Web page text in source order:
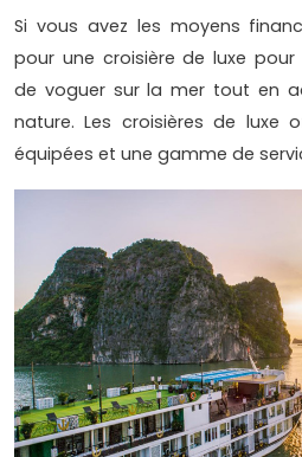
Si vous avez les moyens
pour une croisière de luxe pour
de voguer sur la mer tout en
nature. Les croisières de luxe
équipées et une gamme de